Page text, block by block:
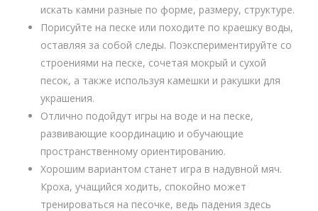
искать камни разные по форме, размеру, структуре.
Порисуйте на песке или походите по краешку воды,
оставляя за собой следы. Поэкспериментируйте со
строениями на песке, сочетая мокрый и сухой
песок, а также используя камешки и ракушки для
украшения.
Отлично подойдут игры на воде и на песке,
развивающие координацию и обучающие
пространственному ориентированию.
Хорошим вариантом станет игра в надувной мяч.
Кроха, учащийся ходить, спокойно может
тренироваться на песочке, ведь падения здесь